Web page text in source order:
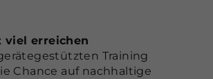
viel erreichen
Training
Chance auf nachhaltige